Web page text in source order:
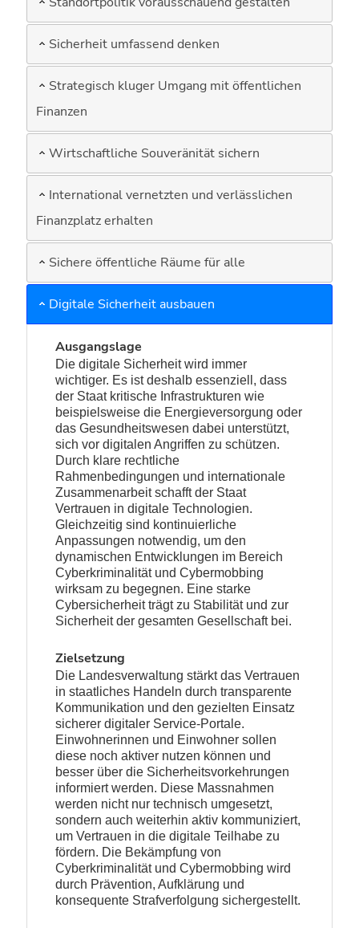
Sicherheit umfassend denken
Strategisch kluger Umgang mit öffentlichen
Finanzen
Wirtschaftliche Souveränität sichern
International vernetzten und verlässlichen
Finanzplatz erhalten
Sichere öffentliche Räume für alle
Digitale Sicherheit ausbauen
Ausgangslage
Die digitale Sicherheit wird immer
wichtiger. Es ist deshalb essenziell, dass
der Staat kritische Infrastrukturen wie
beispielsweise die Energieversorgung oder
das Gesundheitswesen dabei unterstützt,
sich vor digitalen Angriffen zu schützen.
Durch klare rechtliche
Rahmenbedingungen und internationale
Zusammenarbeit schafft der Staat
Vertrauen in digitale Technologien.
Gleichzeitig sind kontinuierliche
Anpassungen notwendig, um den
dynamischen Entwicklungen im Bereich
Cyberkriminalität und Cybermobbing
wirksam zu begegnen. Eine starke
Cybersicherheit trägt zu Stabilität und zur
Sicherheit der gesamten Gesellschaft bei.
Zielsetzung
Die Landesverwaltung stärkt das Vertrauen
in staatliches Handeln durch transparente
Kommunikation und den gezielten Einsatz
sicherer digitaler Service-Portale.
Einwohnerinnen und Einwohner sollen
diese noch aktiver nutzen können und
besser über die Sicherheitsvorkehrungen
informiert werden. Diese Massnahmen
werden nicht nur technisch umgesetzt,
sondern auch weiterhin aktiv kommuniziert,
um Vertrauen in die digitale Teilhabe zu
fördern. Die Bekämpfung von
Cyberkriminalität und Cybermobbing wird
durch Prävention, Aufklärung und
konsequente Strafverfolgung sichergestellt.